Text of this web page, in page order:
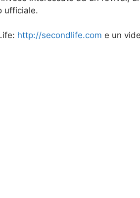
ufficiale.
http://secondlife.com e un